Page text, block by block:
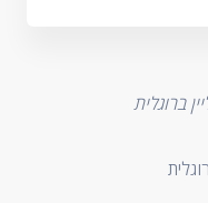
ברוגלית